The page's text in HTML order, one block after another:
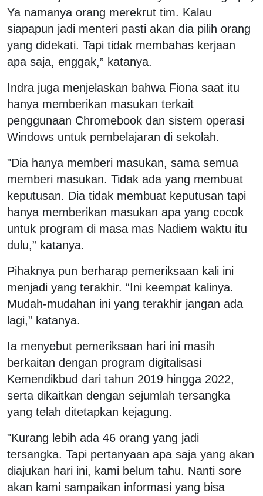
Ya namanya orang merekrut tim. Kalau
siapapun jadi menteri pasti akan dia pilih orang
yang didekati. Tapi tidak membahas kerjaan
apa saja, enggak,” katanya.
Indra juga menjelaskan bahwa Fiona saat itu
hanya memberikan masukan terkait
penggunaan Chromebook dan sistem operasi
Windows untuk pembelajaran di sekolah.
"Dia hanya memberi masukan, sama semua
memberi masukan. Tidak ada yang membuat
keputusan. Dia tidak membuat keputusan tapi
hanya memberikan masukan apa yang cocok
untuk program di masa mas Nadiem waktu itu
dulu,” katanya.
Pihaknya pun berharap pemeriksaan kali ini
menjadi yang terakhir. “Ini keempat kalinya.
Mudah-mudahan ini yang terakhir jangan ada
lagi,” katanya.
Ia menyebut pemeriksaan hari ini masih
berkaitan dengan program digitalisasi
Kemendikbud dari tahun 2019 hingga 2022,
serta dikaitkan dengan sejumlah tersangka
yang telah ditetapkan kejagung.
"Kurang lebih ada 46 orang yang jadi
tersangka. Tapi pertanyaan apa saja yang akan
diajukan hari ini, kami belum tahu. Nanti sore
akan kami sampaikan informasi yang bisa